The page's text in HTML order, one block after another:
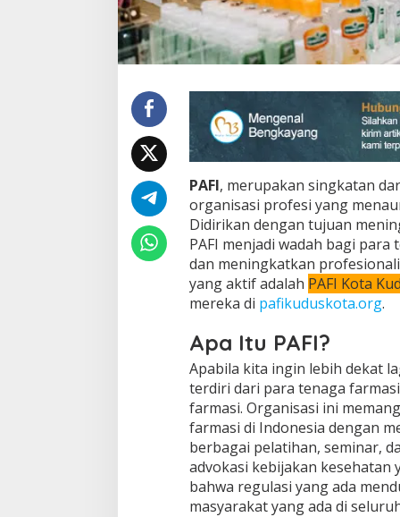
u
d
u
s
PAFI, merupakan singkatan
organisasi profesi yang
Didirikan dengan tujuan
PAFI menjadi wadah bagi
dan meningkatkan
yang aktif adalah PAFI Kota
mereka di pafikuduskota.org.
Apa Itu PAFI?
Apabila kita ingin lebih dekat
terdiri dari para tenaga
farmasi. Organisasi ini
farmasi di Indonesia dengan
berbagai pelatihan, seminar,
advokasi kebijakan kesehatan
bahwa regulasi yang ada
masyarakat yang ada di